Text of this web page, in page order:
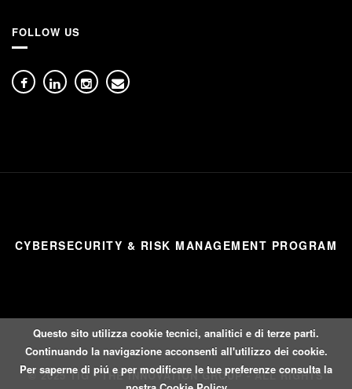
FOLLOW US
CYBERSECURITY & RISK MANAGEMENT PROGRAM
© 2025 TIG - THE INNOVATION GROUP - ALL RIGHTS
Questo sito utilizza cookie tecnici, analitici e di terze parti.
Continuando la navigazione acconsenti all'utilizzo dei cookie.
Per saperne di piú e per modificare le tue preferenze consulta la